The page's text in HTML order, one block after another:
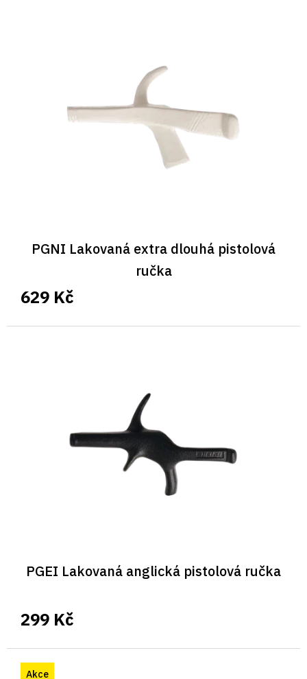
PGNI Lakovaná extra dlouhá pistolová
ručka
629 Kč
PGEI Lakovaná anglická pistolová ručka
299 Kč
Akce